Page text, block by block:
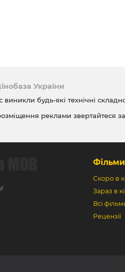
України
виникли будь-які технічні
реклами звертайтеся
Фільми
Скоро в
Зараз в
Всі
Рецензії